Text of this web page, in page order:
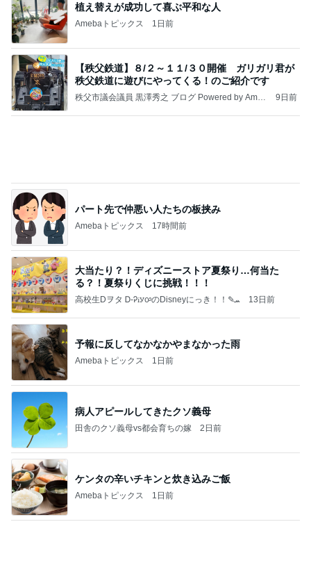
植え替えが成功して喜ぶ平和な人
Amebaトピックス 1日前
【秩父鉄道】８/２～１１/３０開催 ガリガリ君が
秩父鉄道に遊びにやってくる！のご紹介です
秩父市議会議員 黒澤秀之 ブログ Powered by Ameb
9日前
パート先で仲悪い人たちの板挟み
Amebaトピックス 17時間前
大当たり？！ディズニーストア夏祭り…何当た
る？！夏祭りくじに挑戦！！！
高校生Dヲタ Ꭰ-ᎮꭵꭹꭴのDisneyにっき！！✎ܚ 13日前
予報に反してなかなかやまなかった雨
Amebaトピックス 1日前
病人アピールしてきたクソ義母
田舎のクソ義母vs都会育ちの嫁 2日前
ケンタの辛いチキンと炊き込みご飯
Amebaトピックス 1日前